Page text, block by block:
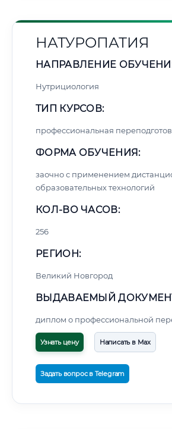
НАТУРОПАТИЯ
НАПРАВЛЕНИЕ
Нутрициология
ТИП КУРСОВ:
профессиональная
ФОРМА ОБУЧЕНИЯ:
заочно с применением
образовательных технологий
КОЛ-ВО ЧАСОВ:
256
РЕГИОН:
Великий Новгород
ВЫДАВАЕМЫЙ
диплом о профессиональной
Узнать цену Написать в Max
Задать вопрос в Telegram